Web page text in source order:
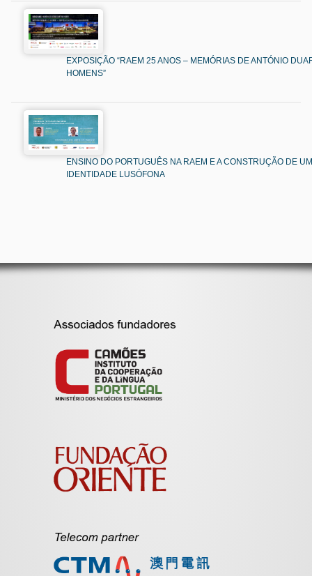
EXPOSIÇÃO “RAEM 25 ANOS – MEMÓRIAS DE ANTÓNIO
HOMENS”
ENSINO DO PORTUGUÊS NA RAEM E A CONSTRUÇÃO DE
IDENTIDADE LUSÓFONA